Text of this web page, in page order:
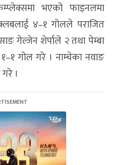
भएको फाइनलमा
४–१ गोलले पराजित
गेल्जेन शेर्पाले २ तथा पेम्बा
गोल गरे । नाम्चेका नवाङ
।